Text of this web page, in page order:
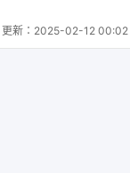
更新： 2025-02-12 00:02